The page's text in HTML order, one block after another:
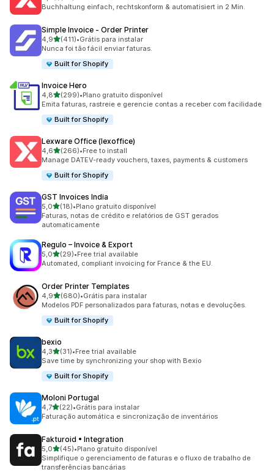
Buchhaltung einfach, rechtskonform & automatisiert in 2 Min.
Simple Invoice ‑ Order Printer
4,9de 5 estrelas
(411)
411 avaliações ao todo
•Grátis para instalar
Nunca foi tão fácil enviar faturas.
Built for Shopify
Invoice Hero
4,8de 5 estrelas
(299)
299 avaliações ao todo
•Plano gratuito disponível
Emita faturas, rastreie e gerencie contas a receber com facilidade
Built for Shopify
Lexware Office (lexoffice)
4,6de 5 estrelas
(266)
266 avaliações ao todo
•Free to install
Manage DATEV-ready vouchers, taxes, payments & customers
Built for Shopify
GST Invoices India
5,0de 5 estrelas
(18)
18 avaliações ao todo
•Plano gratuito disponível
Faturas, notas de crédito e relatórios de GST gerados
automaticamente
Regulo – Invoice & Export
5,0de 5 estrelas
(29)
29 avaliações ao todo
•Free trial available
Automated, compliant invoicing for France & the EU.
Order Printer Templates
4,9de 5 estrelas
(680)
680 avaliações ao todo
•Grátis para instalar
Modelos PDF personalizados para faturas, notas e devoluções.
Built for Shopify
bexio
4,3de 5 estrelas
(31)
31 avaliações ao todo
•Free trial available
Save time by synchronizing your shop with Bexio
Built for Shopify
Moloni Portugal
4,7de 5 estrelas
(22)
22 avaliações ao todo
•Grátis para instalar
Faturação automática e sincronização de inventários
Fakturoid • Integration
5,0de 5 estrelas
(45)
45 avaliações ao todo
•Plano gratuito disponível
Simplifique o gerenciamento de faturas e o fluxo de trabalho de
transferências bancárias